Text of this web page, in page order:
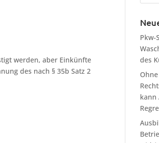
werden, aber Einkünfte
des nach § 35b Satz 2
Pkw-
des
kann